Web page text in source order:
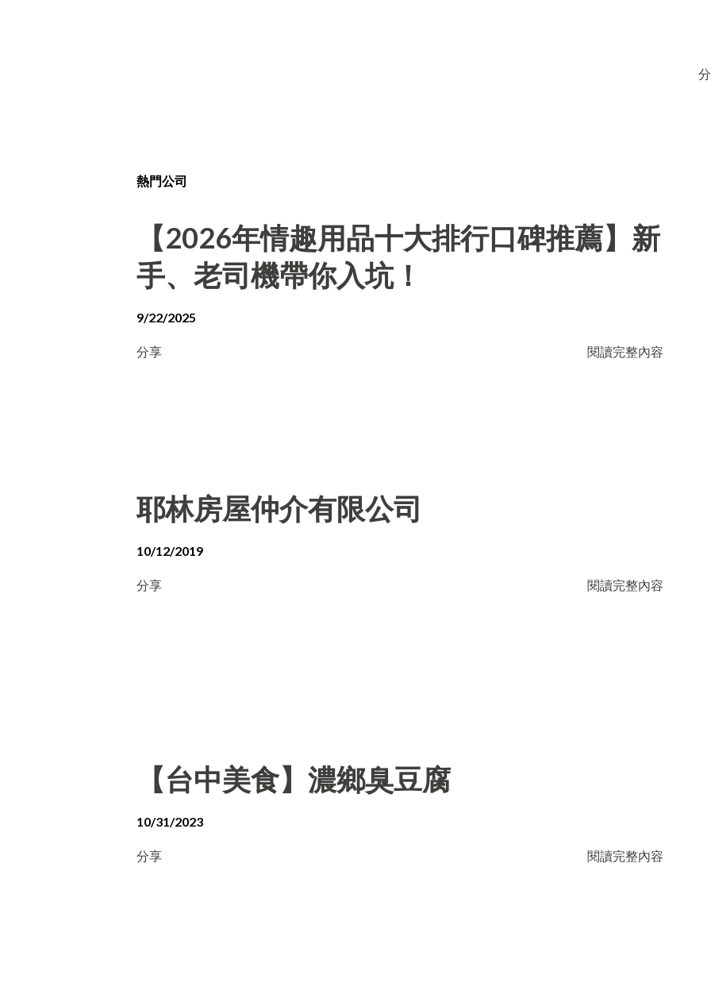
熱門公司
【2026年情趣用品十大排行口碑推薦】新
手、老司機帶你入坑！
9/22/2025
分享 閱讀完整內容
耶林房屋仲介有限公司
10/12/2019
分享 閱讀完整內容
【台中美食】濃鄉臭豆腐
10/31/2023
分享 閱讀完整內容